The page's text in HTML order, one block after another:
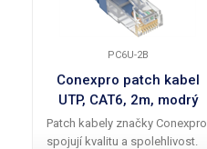
PC6U-2B
Conexpro patch kabel
UTP, CAT6, 2m, modrý
Patch kabely značky Conexpro
spojují kvalitu a spolehlivost.